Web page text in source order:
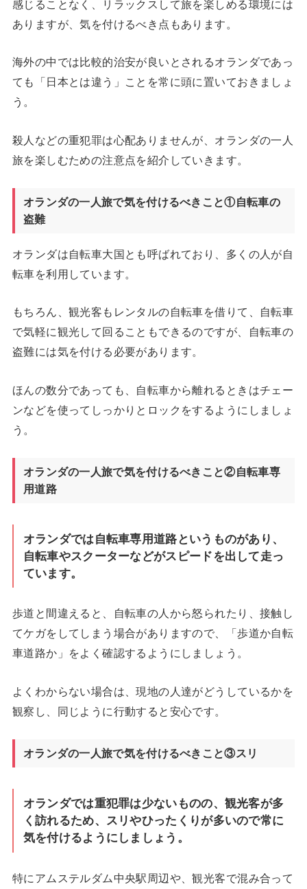
感じることなく、リラックスして旅を楽しめる環境には
ありますが、気を付けるべき点もあります。
海外の中では比較的治安が良いとされるオランダであっ
ても「日本とは違う」ことを常に頭に置いておきましょ
う。
殺人などの重犯罪は心配ありませんが、オランダの一人
旅を楽しむための注意点を紹介していきます。
オランダの一人旅で気を付けるべきこと①自転車の
盗難
オランダは自転車大国とも呼ばれており、多くの人が自
転車を利用しています。
もちろん、観光客もレンタルの自転車を借りて、自転車
で気軽に観光して回ることもできるのですが、自転車の
盗難には気を付ける必要があります。
ほんの数分であっても、自転車から離れるときはチェー
ンなどを使ってしっかりとロックをするようにしましょ
う。
オランダの一人旅で気を付けるべきこと②自転車専
用道路
オランダでは自転車専用道路というものがあり、
自転車やスクーターなどがスピードを出して走っ
ています。
歩道と間違えると、自転車の人から怒られたり、接触し
てケガをしてしまう場合がありますので、「歩道か自転
車道路か」をよく確認するようにしましょう。
よくわからない場合は、現地の人達がどうしているかを
観察し、同じように行動すると安心です。
オランダの一人旅で気を付けるべきこと③スリ
オランダでは重犯罪は少ないものの、観光客が多
く訪れるため、スリやひったくりが多いので常に
気を付けるようにしましょう。
特にアムステルダム中央駅周辺や、観光客で混み合って